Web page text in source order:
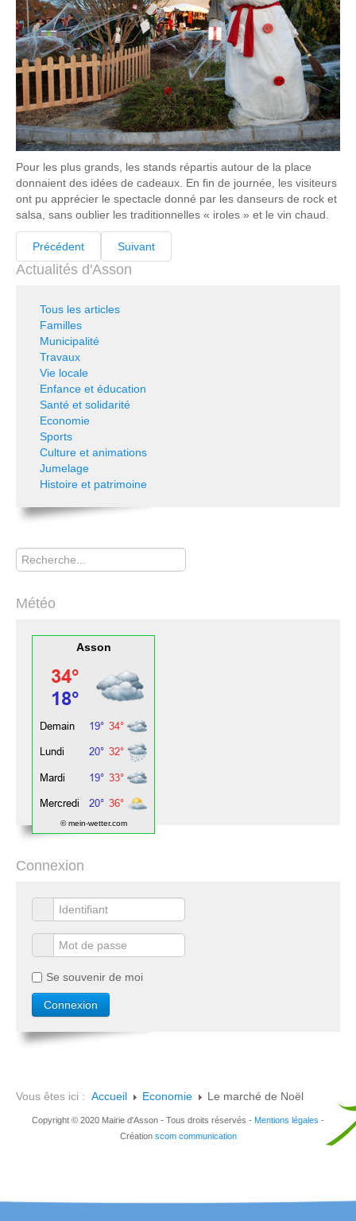
Pour les plus grands, les stands répartis autour de la place
donnaient des idées de cadeaux. En fin de journée, les visiteurs
ont pu apprécier le spectacle donné par les danseurs de rock et
salsa, sans oublier les traditionnelles « iroles » et le vin chaud.
Précédent Suivant
Actualités d'Asson
Tous les articles
Familles
Municipalité
Travaux
Vie locale
Enfance et éducation
Santé et solidarité
Economie
Sports
Culture et animations
Jumelage
Histoire et patrimoine
Rechercher
Météo
Asson
© mein-wetter.com
Connexion
Se souvenir de moi
Vous êtes ici : Accueil Economie Le marché de Noël
Copyright © 2020 Mairie d'Asson - Tous droits réservés - Mentions légales -
Création scom communication